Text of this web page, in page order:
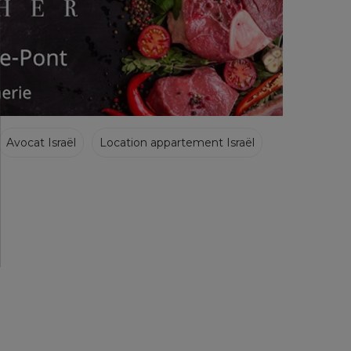
Avocat Israël Location appartement Israël